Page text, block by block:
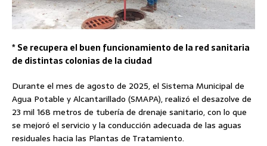
* Se recupera el buen funcionamiento de la red sanitaria
de distintas colonias de la ciudad
Durante el mes de agosto de 2025, el Sistema Municipal de
Agua Potable y Alcantarillado (SMAPA), realizó el desazolve de
23 mil 168 metros de tubería de drenaje sanitario, con lo que
se mejoró el servicio y la conducción adecuada de las aguas
residuales hacia las Plantas de Tratamiento.